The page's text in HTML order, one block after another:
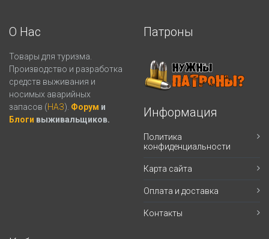
О Нас
Товары для туризма.
Производство и разработка
средств выживания и
носимых аварийных
запасов (НАЗ). Форум и
Блоги выживальщиков.
Патроны
Информация
Политика
конфиденциальности
Карта сайта
Оплата и доставка
Контакты